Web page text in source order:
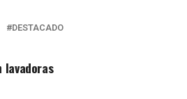
DESTACADO
lavadoras